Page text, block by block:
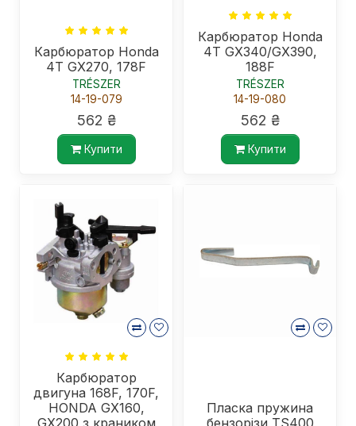
Карбюратор Honda
4Т GX270, 178F
TRÉSZER
14-19-079
562 ₴
Купити
Карбюратор Honda
4Т GX340/GX390,
188F
TRÉSZER
14-19-080
562 ₴
Купити
Карбюратор
двигуна 168F, 170F,
HONDA GX160,
GX200 з краником
Пласка пружина
бензорізи TS400